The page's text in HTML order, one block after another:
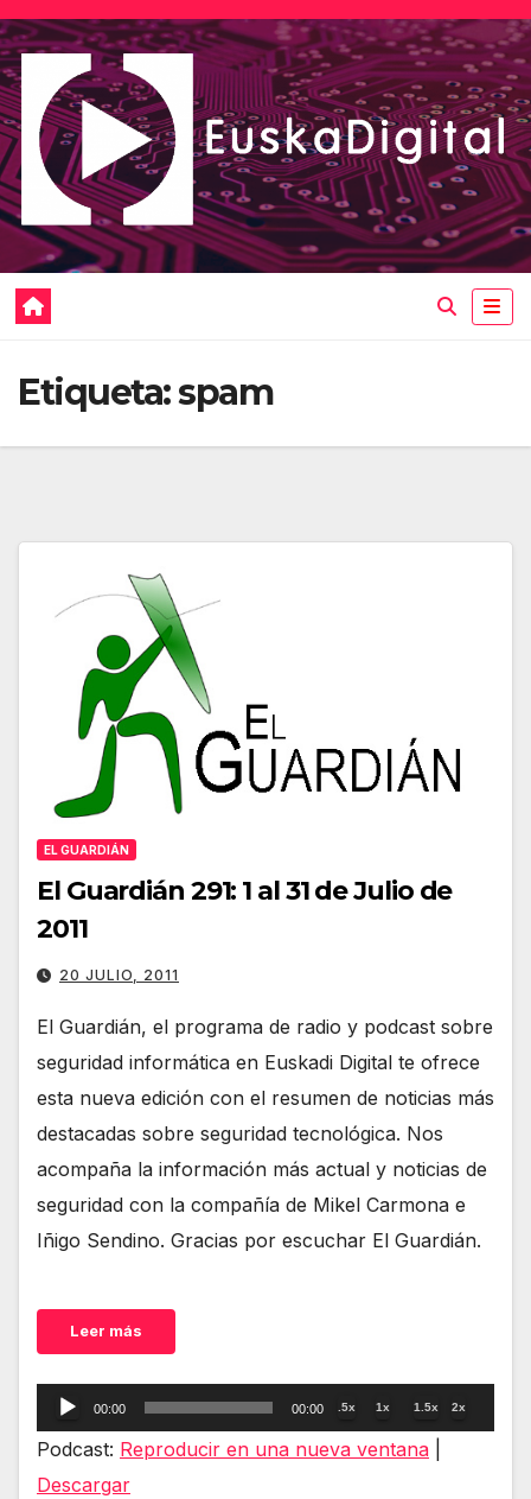
Saltar
al
contenido
Etiqueta:spam
EL GUARDIÁN
El Guardián 291: 1 al 31 de Julio de
2011
20 JULIO, 2011
El Guardián, el programa de radio y podcast sobre
seguridad informática en Euskadi Digital te ofrece
esta nueva edición con el resumen de noticias más
destacadas sobre seguridad tecnológica. Nos
acompaña la información más actual y noticias de
seguridad con la compañía de Mikel Carmona e
Iñigo Sendino. Gracias por escuchar El Guardián.
Leer más
Reproductor
de
audio
00:00 00:00 .5x 1x 1.5x 2x
Podcast: Reproducir en una nueva ventana
Descargar